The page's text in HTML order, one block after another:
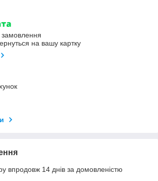
на вашу картку
впродовж 14 днів за домовленістю